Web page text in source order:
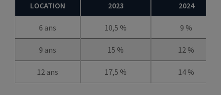
LOCATION
2023
2024
6 ans 10,5 % 9 %
9 ans 15 % 12 %
12 ans 17,5 % 14 %